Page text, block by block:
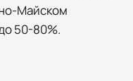
Майском
50-80%.